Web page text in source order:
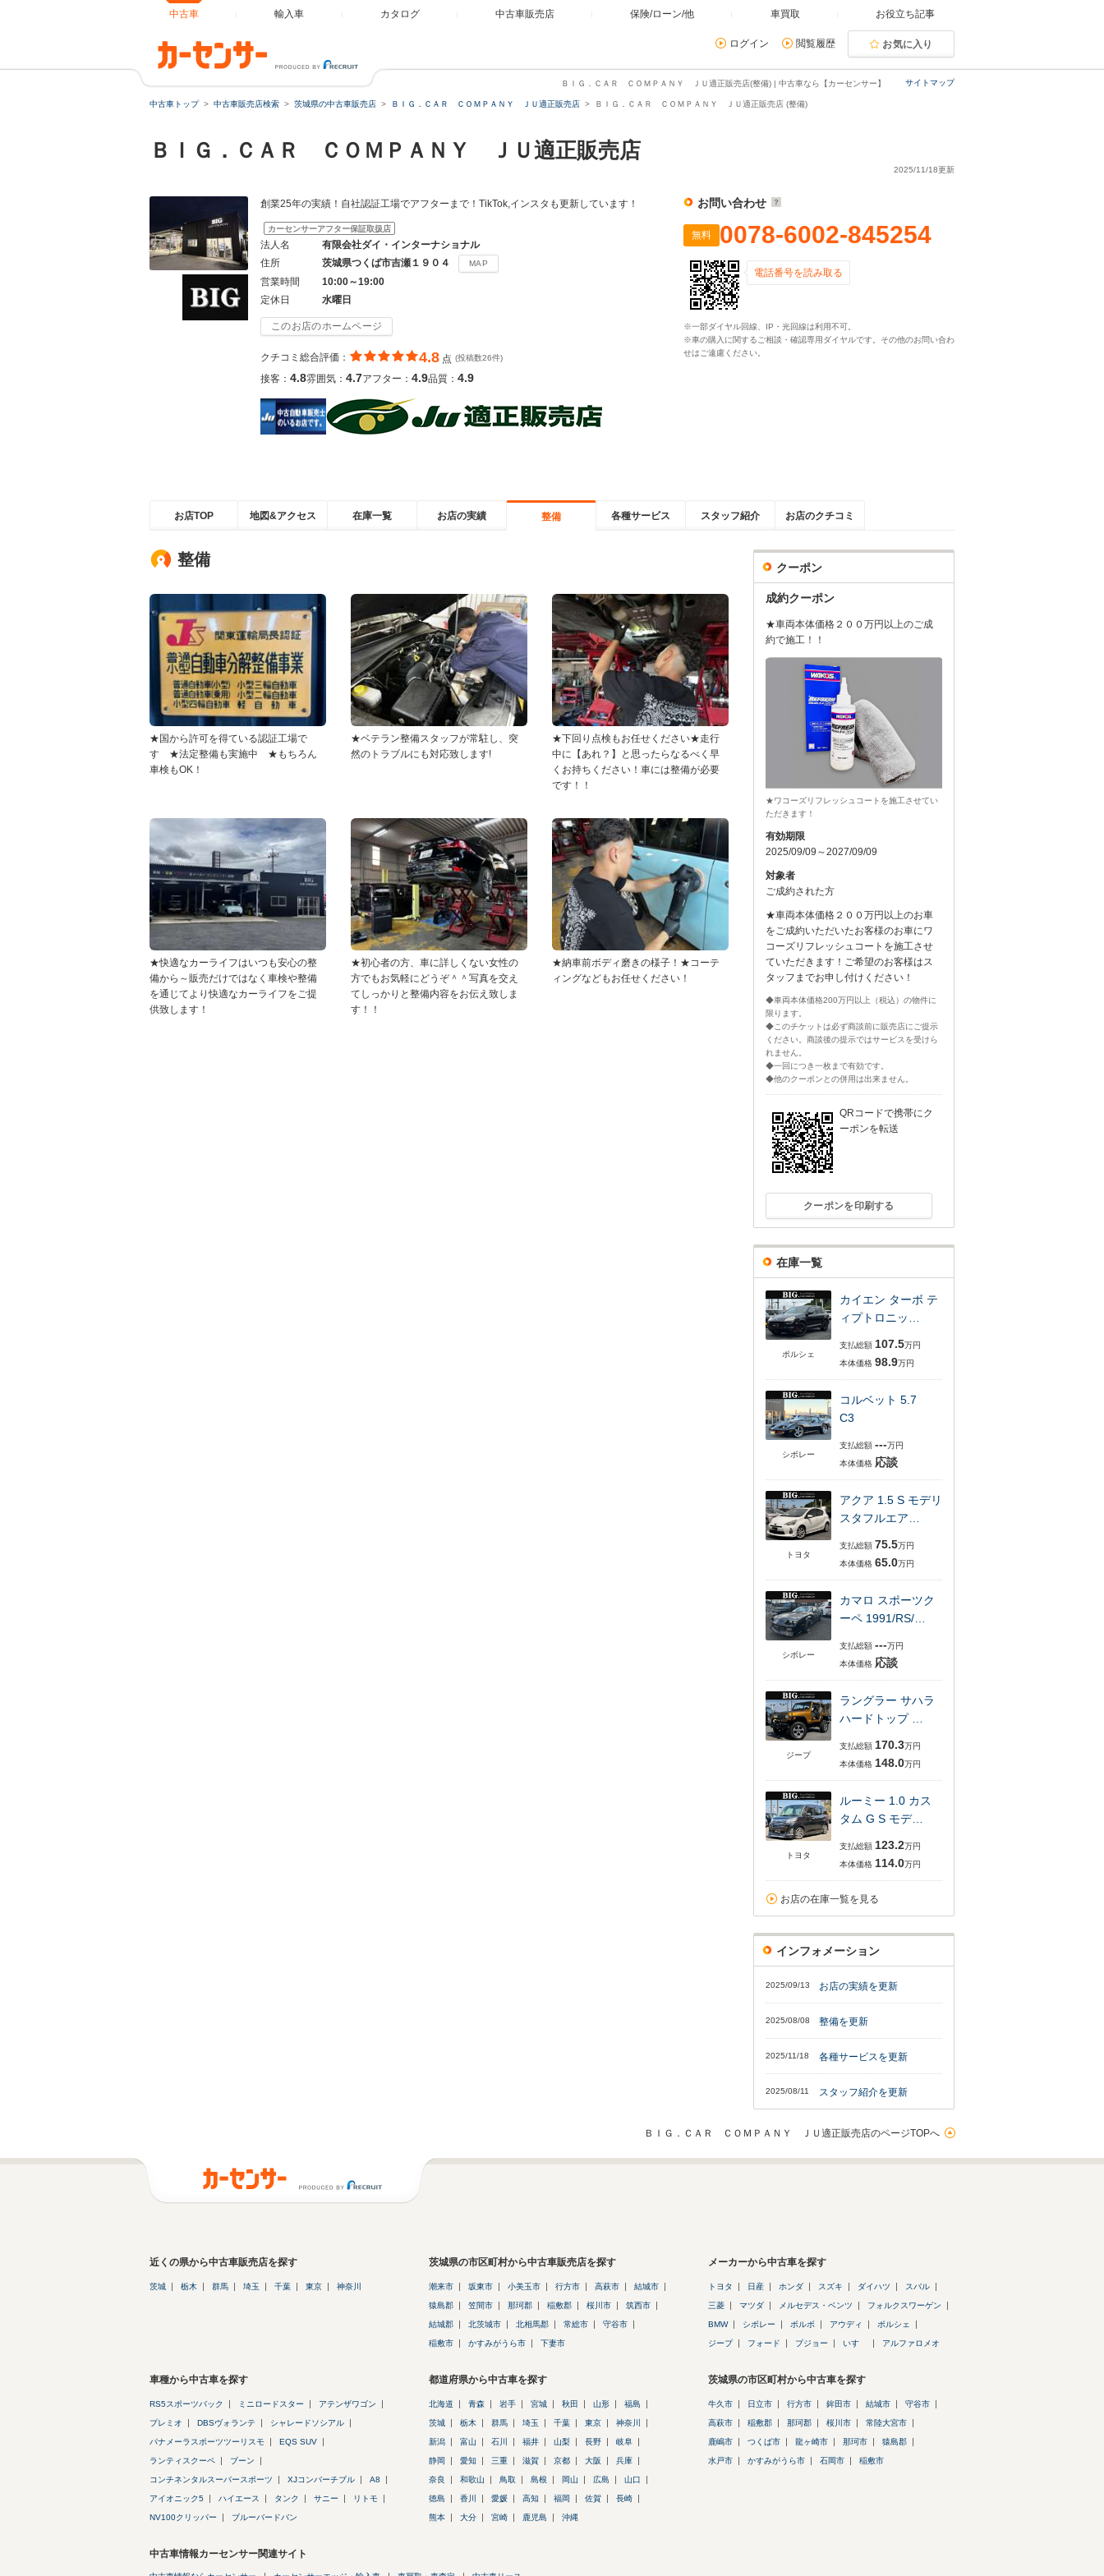
中古車 輸入車 カタログ 中古車販売店 保険/ローン/他 車買取 お役立ち記事
ログイン 閲覧履歴 お気に入り
サイトマップ
ＢＩＧ．ＣＡＲ ＣＯＭＰＡＮＹ ＪＵ適正販売店(整備) | 中古車なら【カーセンサー】
中古車トップ 中古車販売店検索 茨城県の中古車販売店 ＢＩＧ．ＣＡＲ ＣＯＭＰＡＮＹ ＪＵ適正販売店 ＢＩＧ．ＣＡＲ ＣＯＭＰＡＮＹ ＪＵ適正販売店 (整備)
ＢＩＧ．ＣＡＲ ＣＯＭＰＡＮＹ ＪＵ適正販売店
2025/11/18更新
創業25年の実績！自社認証工場でアフターまで！TikTok,インスタも更新しています！
カーセンサーアフター保証取扱店
法人名
有限会社ダイ・インターナショナル
住所
茨城県つくば市吉瀬１９０４ MAP
営業時間
10:00～19:00
定休日
水曜日
このお店のホームページ
クチコミ総合評価： 4.8 点 (投稿数26件)
接客： 4.8雰囲気： 4.7アフター： 4.9品質： 4.9
お問い合わせ
無料 0078-6002-845254
電話番号を読み取る
※一部ダイヤル回線、IP・光回線は利用不可。
※車の購入に関するご相談・確認専用ダイヤルです。その他のお問い合わ
せはご遠慮ください。
お店TOP 地図&アクセス 在庫一覧 お店の実績 整備 各種サービス スタッフ紹介 お店のクチコミ
整備
★国から許可を得ている認証工場で
す ★法定整備も実施中 ★もちろん
車検もOK！
★ベテラン整備スタッフが常駐し、突
然のトラブルにも対応致します!
★下回り点検もお任せください★走行
中に【あれ？】と思ったらなるべく早
くお持ちください！車には整備が必要
です！！
★快適なカーライフはいつも安心の整
備から～販売だけではなく車検や整備
を通じてより快適なカーライフをご提
供致します！
★初心者の方、車に詳しくない女性の
方でもお気軽にどうぞ＾＾写真を交え
てしっかりと整備内容をお伝え致しま
す！！
★納車前ボディ磨きの様子！★コーテ
ィングなどもお任せください！
クーポン
成約クーポン
★車両本体価格２００万円以上のご成
約で施工！！
★ワコーズリフレッシュコートを施工させてい
ただきます！
有効期限
2025/09/09～2027/09/09
対象者
ご成約された方
★車両本体価格２００万円以上のお車
をご成約いただいたお客様のお車にワ
コーズリフレッシュコートを施工させ
ていただきます！ご希望のお客様はス
タッフまでお申し付けください！
◆車両本体価格200万円以上（税込）の物件に
限ります。
◆このチケットは必ず商談前に販売店にご提示
ください。商談後の提示ではサービスを受けら
れません。
◆一回につき一枚まで有効です。
◆他のクーポンとの併用は出来ません。
QRコードで携帯にク
ーポンを転送
クーポンを印刷する
在庫一覧
ポルシェ
カイエン ターボ テ
ィプトロニッ…
支払総額 107.5万円
本体価格 98.9万円
シボレー
コルベット 5.7
C3
支払総額 ---万円
本体価格 応談
トヨタ
アクア 1.5 S モデリ
スタフルエア…
支払総額 75.5万円
本体価格 65.0万円
シボレー
カマロ スポーツク
ーペ 1991/RS/…
支払総額 ---万円
本体価格 応談
ジープ
ラングラー サハラ
ハードトップ …
支払総額 170.3万円
本体価格 148.0万円
トヨタ
ルーミー 1.0 カス
タム G S モデ…
支払総額 123.2万円
本体価格 114.0万円
お店の在庫一覧を見る
インフォメーション
2025/09/13 お店の実績を更新
2025/08/08 整備を更新
2025/11/18 各種サービスを更新
2025/08/11 スタッフ紹介を更新
ＢＩＧ．ＣＡＲ ＣＯＭＰＡＮＹ ＪＵ適正販売店のページTOPへ
近くの県から中古車販売店を探す
茨城 栃木 群馬 埼玉 千葉 東京 神奈川
茨城県の市区町村から中古車販売店を探す
潮来市 坂東市 小美玉市 行方市 高萩市 結城市
猿島郡 笠間市 那珂郡 稲敷郡 桜川市 筑西市
結城郡 北茨城市 北相馬郡 常総市 守谷市
稲敷市 かすみがうら市 下妻市
メーカーから中古車を探す
トヨタ 日産 ホンダ スズキ ダイハツ スバル
三菱 マツダ メルセデス・ベンツ フォルクスワーゲン
BMW シボレー ボルボ アウディ ポルシェ
ジープ フォード プジョー いすゞ アルファロメオ
車種から中古車を探す
RS5スポーツバック ミニロードスター アテンザワゴン
プレミオ DBSヴォランテ シャレードソシアル
パナメーラスポーツツーリスモ EQS SUV
ランティスクーペ ブーン
コンチネンタルスーパースポーツ XJコンバーチブル A8
アイオニック5 ハイエース タンク サニー リトモ
NV100クリッパー ブルーバードバン
都道府県から中古車を探す
北海道 青森 岩手 宮城 秋田 山形 福島
茨城 栃木 群馬 埼玉 千葉 東京 神奈川
新潟 富山 石川 福井 山梨 長野 岐阜
静岡 愛知 三重 滋賀 京都 大阪 兵庫
奈良 和歌山 鳥取 島根 岡山 広島 山口
徳島 香川 愛媛 高知 福岡 佐賀 長崎
熊本 大分 宮崎 鹿児島 沖縄
茨城県の市区町村から中古車を探す
牛久市 日立市 行方市 鉾田市 結城市 守谷市
高萩市 稲敷郡 那珂郡 桜川市 常陸大宮市
鹿嶋市 つくば市 龍ヶ崎市 那珂市 猿島郡
水戸市 かすみがうら市 石岡市 稲敷市
中古車情報カーセンサー関連サイト